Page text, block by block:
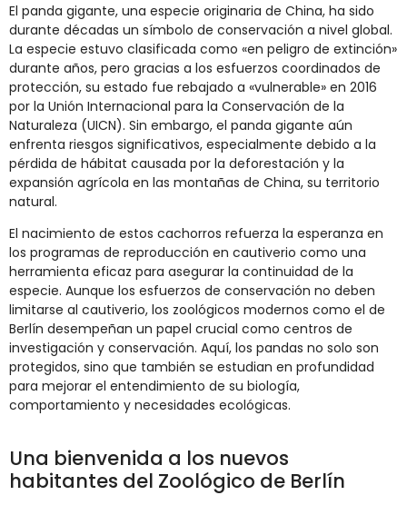
El panda gigante, una especie originaria de China, ha sido
durante décadas un símbolo de conservación a nivel global.
La especie estuvo clasificada como «en peligro de extinción»
durante años, pero gracias a los esfuerzos coordinados de
protección, su estado fue rebajado a «vulnerable» en 2016
por la Unión Internacional para la Conservación de la
Naturaleza (UICN). Sin embargo, el panda gigante aún
enfrenta riesgos significativos, especialmente debido a la
pérdida de hábitat causada por la deforestación y la
expansión agrícola en las montañas de China, su territorio
natural.
El nacimiento de estos cachorros refuerza la esperanza en
los programas de reproducción en cautiverio como una
herramienta eficaz para asegurar la continuidad de la
especie. Aunque los esfuerzos de conservación no deben
limitarse al cautiverio, los zoológicos modernos como el de
Berlín desempeñan un papel crucial como centros de
investigación y conservación. Aquí, los pandas no solo son
protegidos, sino que también se estudian en profundidad
para mejorar el entendimiento de su biología,
comportamiento y necesidades ecológicas.
Una bienvenida a los nuevos
habitantes del Zoológico de Berlín